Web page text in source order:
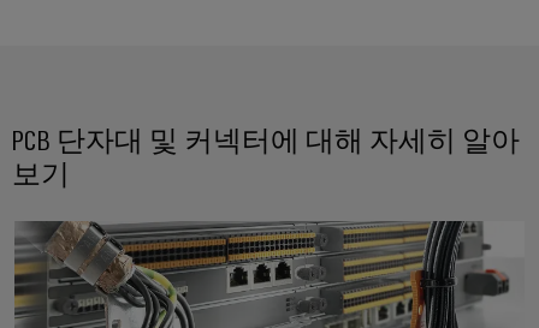
PCB 단자대 및 커넥터에 대해 자세히 알아
보기
항상 한 발 앞선 연결. PCB 배